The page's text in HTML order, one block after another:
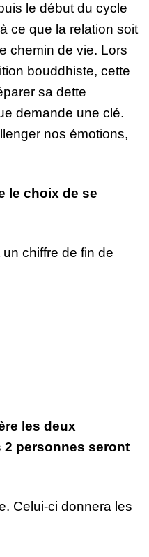
le début du cycle
ce que la relation soit
chemin de vie. Lors
bouddhiste, cette
sa dette
demande une clé.
nos émotions,
le choix de se
chiffre de fin de
les deux
2 personnes seront
Celui-ci donnera les